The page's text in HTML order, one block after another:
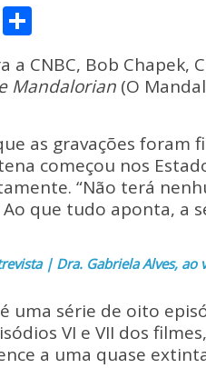
C
h
ar
a CNBC, Bob Chapek,
Mandalorian (O
as gravações foram
começou nos
“Não terá
que tudo aponta, a
| Dra. Gabriela Alves, ao
uma série de oito
VI e VII dos
a uma quase